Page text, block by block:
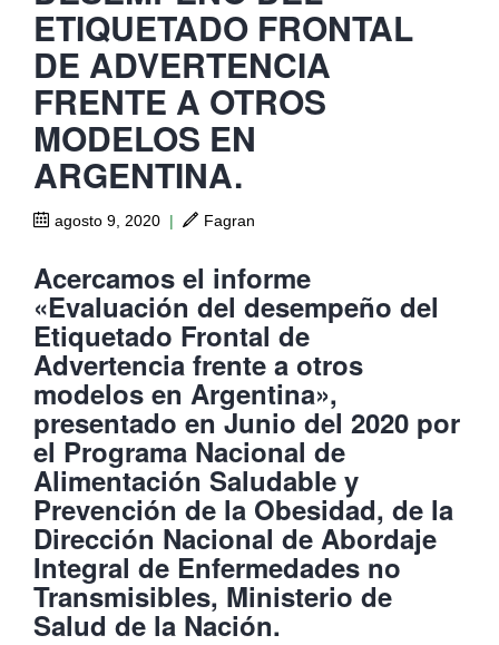
ETIQUETADO FRONTAL
DE ADVERTENCIA
FRENTE A OTROS
MODELOS EN
ARGENTINA.
agosto 9, 2020 | Fagran
Acercamos el informe
«Evaluación del desempeño del
Etiquetado Frontal de
Advertencia frente a otros
modelos en Argentina»,
presentado en Junio del 2020 por
el Programa Nacional de
Alimentación Saludable y
Prevención de la Obesidad, de la
Dirección Nacional de Abordaje
Integral de Enfermedades no
Transmisibles, Ministerio de
Salud de la Nación.